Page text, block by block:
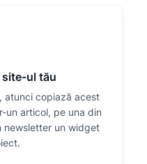
site-ul tău
atunci copiază acest
un articol, pe una din
newsletter un widget